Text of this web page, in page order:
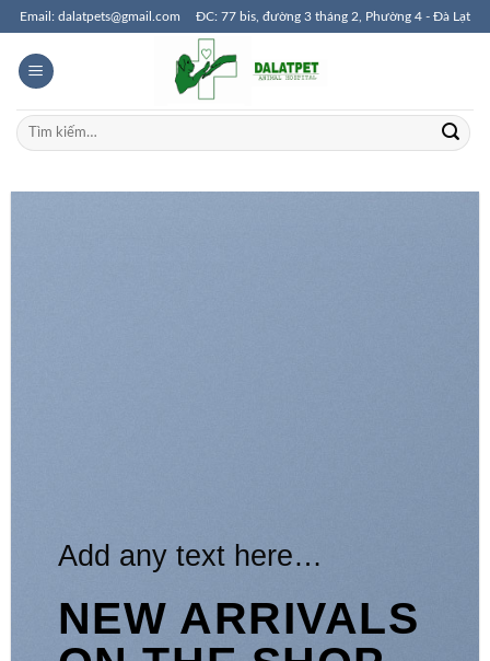
Skip
content
Email: dalatpets@gmail.com ĐC: 77 bis, đường 3 tháng 2, Phường 4 - Đà Lạt
Tìm
kiếm:
Add any text here…
NEW ARRIVALS